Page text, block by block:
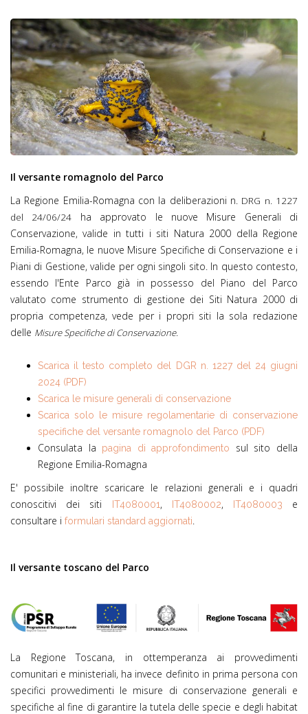
0323-2013mag10_2.jpg
Il versante romagnolo del Parco
La Regione Emilia-Romagna con la deliberazioni n. DRG n. 1227
del 24/06/24 ha approvato le nuove Misure Generali di
Conservazione, valide in tutti i siti Natura 2000 della Regione
Emilia-Romagna, le nuove Misure Specifiche di Conservazione e i
Piani di Gestione, valide per ogni singoli sito. In questo contesto,
essendo l'Ente Parco già in possesso del Piano del Parco
valutato come strumento di gestione dei Siti Natura 2000 di
propria competenza, vede per i propri siti la sola redazione
delle Misure Specifiche di Conservazione.
Scarica il testo completo del DGR n. 1227 del 24 giugni
2024 (PDF)
Scarica le misure generali di conservazione
Scarica solo le misure regolamentarie di conservazione
specifiche del versante romagnolo del Parco (PDF)
Consulata la pagina di approfondimento
sul sito della
Regione Emilia-Romagna
E' possibile inoltre scaricare le relazioni generali e i quadri
conoscitivi dei siti
IT4080001, IT4080002, IT4080003
e
consultare i formulari standard aggiornati.
Il versante toscano del Parco
PSR - Fascia Loghi.jpg
La Regione Toscana, in ottemperanza ai provvedimenti
comunitari e ministeriali, ha invece definito in prima persona con
specifici provvedimenti le misure di conservazione generali e
specifiche al fine di garantire la tutela delle specie e degli habitat